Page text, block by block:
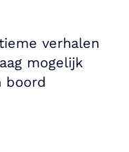
verhalen
mogelijk
boord